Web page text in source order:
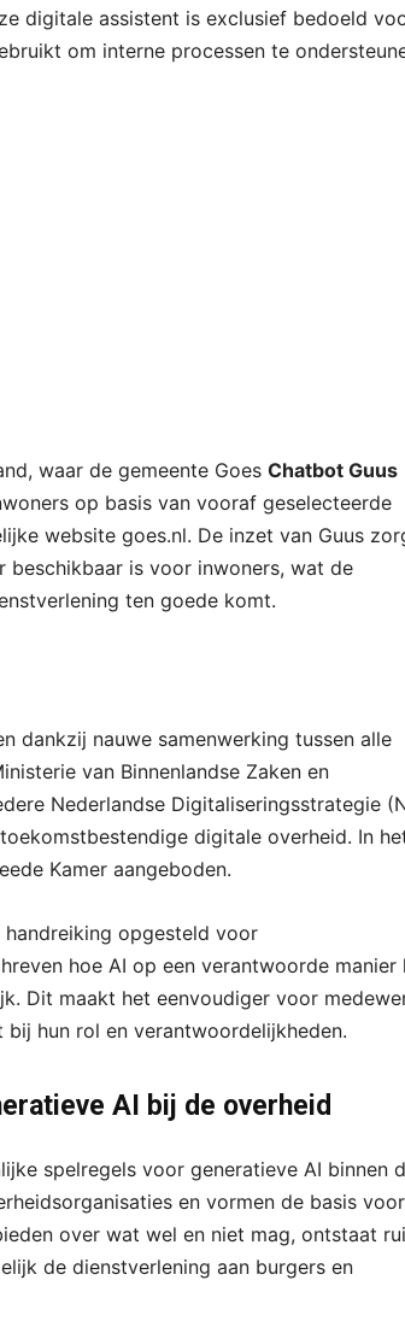
digitale assistent is exclusief bedoeld
om interne processen te
waar de gemeente Goes Chatbot Guus
op basis van vooraf geselecteerde
website goes.nl. De inzet van Guus
is voor inwoners, wat de
ten goede komt.
dankzij nauwe samenwerking tussen alle
van Binnenlandse Zaken en
Nederlandse Digitaliseringsstrategie
digitale overheid. In
Kamer aangeboden.
opgesteld voor
hoe AI op een verantwoorde manier
Dit maakt het eenvoudiger voor
hun rol en verantwoordelijkheden.
AI bij de overheid
spelregels voor generatieve AI binnen
en vormen de basis voor
over wat wel en niet mag, ontstaat
de dienstverlening aan burgers en